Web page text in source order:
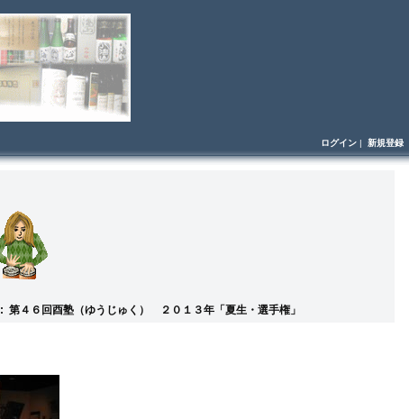
ログイン | 新規登録
: 第４６回酉塾（ゆうじゅく） ２０１３年「夏生・選手権」